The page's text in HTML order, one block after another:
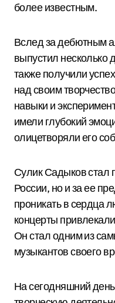
более известным.
Вслед за дебютным
выпустил несколько
также получили
над своим
навыки и
имели глубокий
олицетворяли его
Сулик Садыков стал
России, но и за ее
проникать в сердца
концерты
Он стал одним из
музыкантов своего
На сегодняшний